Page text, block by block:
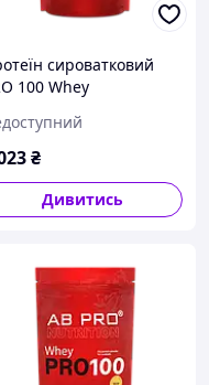
сироватковий
100 Whey
₴
Дивитись